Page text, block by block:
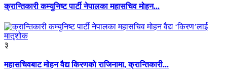
क्रान्तिकारी कम्युनिष्ट पार्टी नेपालका महासचिव मोहन...
३
महासचिवबाट मोहन वैद्य किरणको राजिनामा, क्रान्तिकारी...